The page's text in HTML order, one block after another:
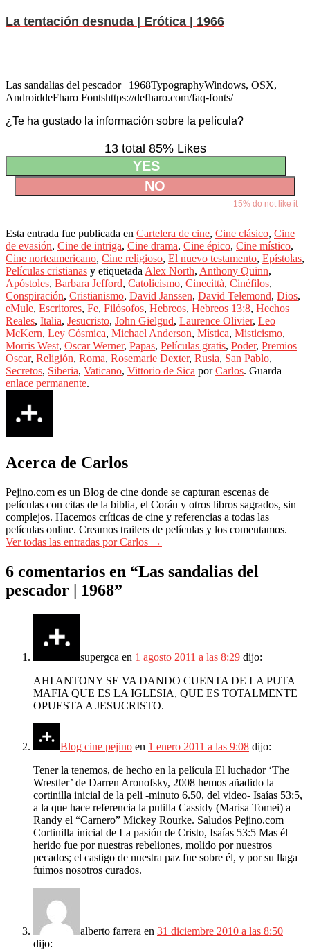
La tentación desnuda | Erótica | 1966
Las sandalias del pescador | 1968TypographyWindows, OSX,
AndroiddeFharo Fontshttps://defharo.com/faq-fonts/
¿Te ha gustado la información sobre la película?
13 total 85% Likes
YES
NO
15% do not like it
Esta entrada fue publicada en Cartelera de cine, Cine clásico, Cine
de evasión, Cine de intriga, Cine drama, Cine épico, Cine místico,
Cine norteamericano, Cine religioso, El nuevo testamento, Epístolas,
Películas cristianas y etiquetada Alex North, Anthony Quinn,
Apóstoles, Barbara Jefford, Catolicismo, Cinecittà, Cinéfilos,
Conspiración, Cristianismo, David Janssen, David Telemond, Dios,
eMule, Escritores, Fe, Filósofos, Hebreos, Hebreos 13:8, Hechos
Reales, Italia, Jesucristo, John Gielgud, Laurence Olivier, Leo
McKern, Ley Cósmica, Michael Anderson, Mística, Misticismo,
Morris West, Oscar Werner, Papas, Películas gratis, Poder, Premios
Oscar, Religión, Roma, Rosemarie Dexter, Rusia, San Pablo,
Secretos, Siberia, Vaticano, Vittorio de Sica porCarlos. Guarda
enlace permanente.
Acerca de Carlos
Pejino.com es un Blog de cine donde se capturan escenas de
películas con citas de la biblia, el Corán y otros libros sagrados, sin
complejos. Hacemos críticas de cine y referencias a todas las
películas online. Creamos trailers de películas y los comentamos.
Ver todas las entradas por Carlos →
6 comentarios en “Las sandalias del
pescador | 1968”
supergca en 1 agosto 2011 a las 8:29 dijo:
AHI ANTONY SE VA DANDO CUENTA DE LA PUTA
MAFIA QUE ES LA IGLESIA, QUE ES TOTALMENTE
OPUESTA A JESUCRISTO.
Blog cine pejino en 1 enero 2011 a las 9:08 dijo:
Tener la tenemos, de hecho en la película El luchador ‘The
Wrestler’ de Darren Aronofsky, 2008 hemos añadido la
cortinilla inicial de la peli -minuto 6.50, del video- Isaías 53:5,
a la que hace referencia la putilla Cassidy (Marisa Tomei) a
Randy el “Carnero” Mickey Rourke. Saludos Pejino.com
Cortinilla inicial de La pasión de Cristo, Isaías 53:5 Mas él
herido fue por nuestras rebeliones, molido por nuestros
pecados; el castigo de nuestra paz fue sobre él, y por su llaga
fuimos nosotros curados.
alberto farrera en 31 diciembre 2010 a las 8:50
dijo: